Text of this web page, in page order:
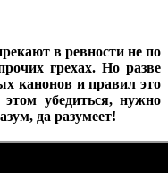
в ревности не по
грехах. Но разве
канонов и правил это
убедиться, нужно
да разумеет!